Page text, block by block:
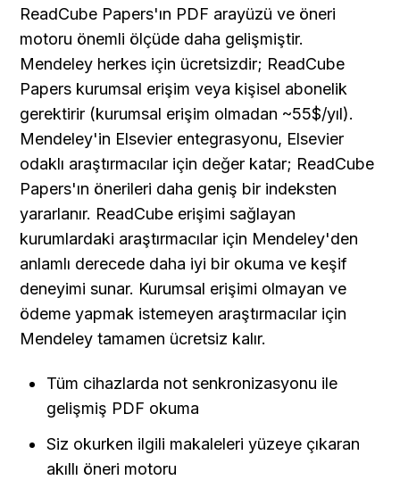
ReadCube Papers'ın PDF arayüzü ve öneri
motoru önemli ölçüde daha gelişmiştir.
Mendeley herkes için ücretsizdir; ReadCube
Papers kurumsal erişim veya kişisel abonelik
gerektirir (kurumsal erişim olmadan ~55$/yıl).
Mendeley'in Elsevier entegrasyonu, Elsevier
odaklı araştırmacılar için değer katar; ReadCube
Papers'ın önerileri daha geniş bir indeksten
yararlanır. ReadCube erişimi sağlayan
kurumlardaki araştırmacılar için Mendeley'den
anlamlı derecede daha iyi bir okuma ve keşif
deneyimi sunar. Kurumsal erişimi olmayan ve
ödeme yapmak istemeyen araştırmacılar için
Mendeley tamamen ücretsiz kalır.
Tüm cihazlarda not senkronizasyonu ile
gelişmiş PDF okuma
Siz okurken ilgili makaleleri yüzeye çıkaran
akıllı öneri motoru